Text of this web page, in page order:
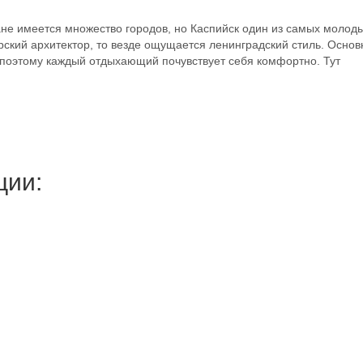
имеется множество городов, но Каспийск один из самых
архитектор, то везде ощущается ленинградский стиль.
каждый отдыхающий почувствует себя комфортно. Тут